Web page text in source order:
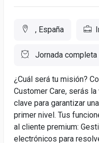
, España
Jornada completa
¿Cuál será tu misión?
Customer Care, serás
clave para garantizar
primer nivel. Tus
al cliente premium:
electrónicos para